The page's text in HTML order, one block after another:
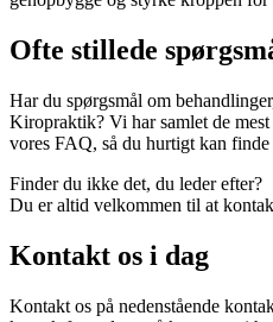
Ofte stillede
Har du spørgsmål om
Kiropraktik? Vi har samlet de
vores FAQ, så du hurtigt kan
Finder du ikke det, du leder efter?
Du er altid velkommen til at
Kontakt os i dag
Kontakt os på nedenstående